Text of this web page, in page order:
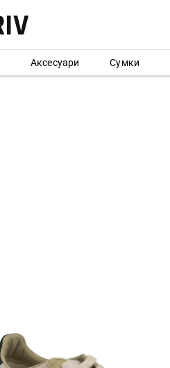
Аксесуари Сумки